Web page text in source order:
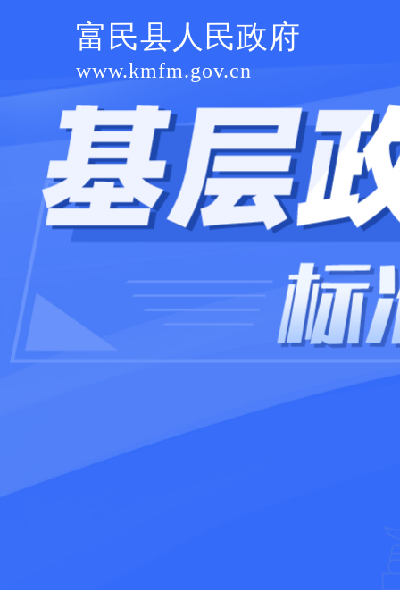
富民县人民政府
www.kmfm.gov.cn